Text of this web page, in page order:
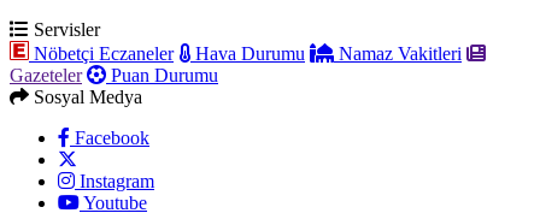
Servisler
Nöbetçi Eczaneler
Hava Durumu
Namaz Vakitleri
Gazeteler
Puan Durumu
Sosyal Medya
Facebook
Instagram
Youtube